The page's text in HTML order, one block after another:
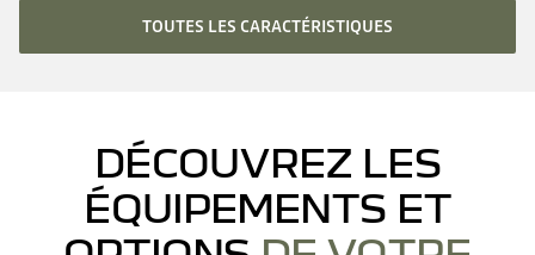
TOUTES LES CARACTÉRISTIQUES
DÉCOUVREZ LES
ÉQUIPEMENTS ET